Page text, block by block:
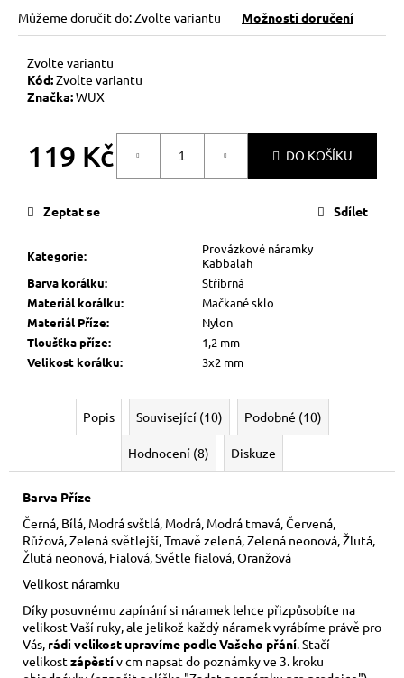
Můžeme doručit do:Zvolte variantu Možnosti doručení
Zvolte variantu
Kód:Zvolte variantu
Značka:WUX
119 Kč DO KOŠÍKU
Kategorie:
Provázkové náramky
Kabbalah
Barva korálku:
Stříbrná
Materiál korálku:
Mačkané sklo
Materiál Příze:
Nylon
Tloušťka příze:
1,2 mm
Velikost korálku: 3x2 mm
Zeptat se Sdílet
Popis Související (10) Podobné (10)
Hodnocení (8) Diskuze
Barva Příze
Černá, Bílá, Modrá svštlá, Modrá, Modrá tmavá, Červená,
Růžová, Zelená světlejší, Tmavě zelená, Zelená neonová, Žlutá,
Žlutá neonová, Fialová, Světle fialová, Oranžová
Velikost náramku
Díky posuvnému zapínání si náramek lehce přizpůsobíte na
velikost Vaší ruky, ale jelikož každý náramek vyrábíme právě pro
Vás, rádi velikost upravíme podle Vašeho přání . Stačí
velikostzápěstív cm napsat do poznámky ve 3. kroku
ONE
SILVER
Kč